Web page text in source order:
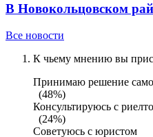
В Новокольцовском
Все новости
К чьему мнению вы
Принимаю решение
(48%)
Консультируюсь с
(24%)
Советуюсь с юристом